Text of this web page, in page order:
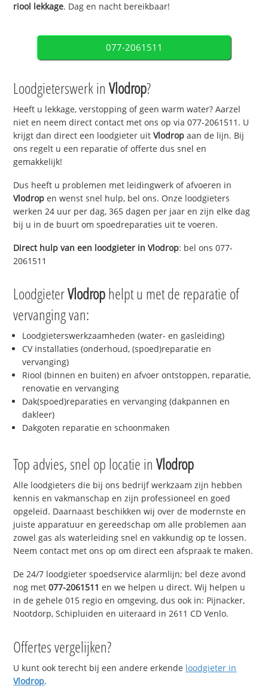
riool lekkage. Dag en nacht bereikbaar!
077-2061511
Loodgieterswerk inVlodrop?
Heeft u lekkage, verstopping of geen warm water? Aarzel
niet en neem direct contact met ons op via 077-2061511. U
krijgt dan direct een loodgieter uitVlodrop aan de lijn. Bij
ons regelt u een reparatie of offerte dus snel en
gemakkelijk!
Dus heeft u problemen met leidingwerk of afvoeren in
Vlodrop en wenst snel hulp, bel ons. Onze loodgieters
werken 24 uur per dag, 365 dagen per jaar en zijn elke dag
bij u in de buurt om spoedreparaties uit te voeren.
Direct hulp van een loodgieter inVlodrop: bel ons 077-
2061511
LoodgieterVlodrophelpt u met de reparatie of
vervanging van:
Loodgieterswerkzaamheden (water- en gasleiding)
CV installaties (onderhoud, (spoed)reparatie en
vervanging)
Riool (binnen en buiten) en afvoer ontstoppen, reparatie,
renovatie en vervanging
Dak(spoed)reparaties en vervanging (dakpannen en
dakleer)
Dakgoten reparatie en schoonmaken
Top advies, snel op locatie inVlodrop
Alle loodgieters die bij ons bedrijf werkzaam zijn hebben
kennis en vakmanschap en zijn professioneel en goed
opgeleid. Daarnaast beschikken wij over de modernste en
juiste apparatuur en gereedschap om alle problemen aan
zowel gas als waterleiding snel en vakkundig op te lossen.
Neem contact met ons op om direct een afspraak te maken.
De 24/7 loodgieter spoedservice alarmlijn; bel deze avond
nog met077-2061511 en we helpen u direct. Wij helpen u
in de gehele 015 regio en omgeving, dus ook in: Pijnacker,
Nootdorp, Schipluiden en uiteraard in 2611 CD Venlo.
Offertes vergelijken?
U kunt ook terecht bij een andere erkende loodgieter in
Vlodrop.